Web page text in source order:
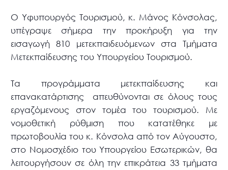
Ο Υφυπουργός Τουρισμού, κ. Μάνος Κόνσολας,
υπέγραψε σήμερα την προκήρυξη για την
εισαγωγή 810 μετεκπαιδευόμενων στα Τμήματα
Μετεκπαίδευσης του Υπουργείου Τουρισμού.
Τα προγράμματα μετεκπαίδευσης και
επανακατάρτισης απευθύνονται σε όλους τους
εργαζόμενους στον τομέα του τουρισμού. Με
νομοθετική ρύθμιση που κατατέθηκε με
πρωτοβουλία του κ. Κόνσολα από τον Αύγουστο,
στο Νομοσχέδιο του Υπουργείου Εσωτερικών, θα
λειτουργήσουν σε όλη την επικράτεια 33 τμήματα